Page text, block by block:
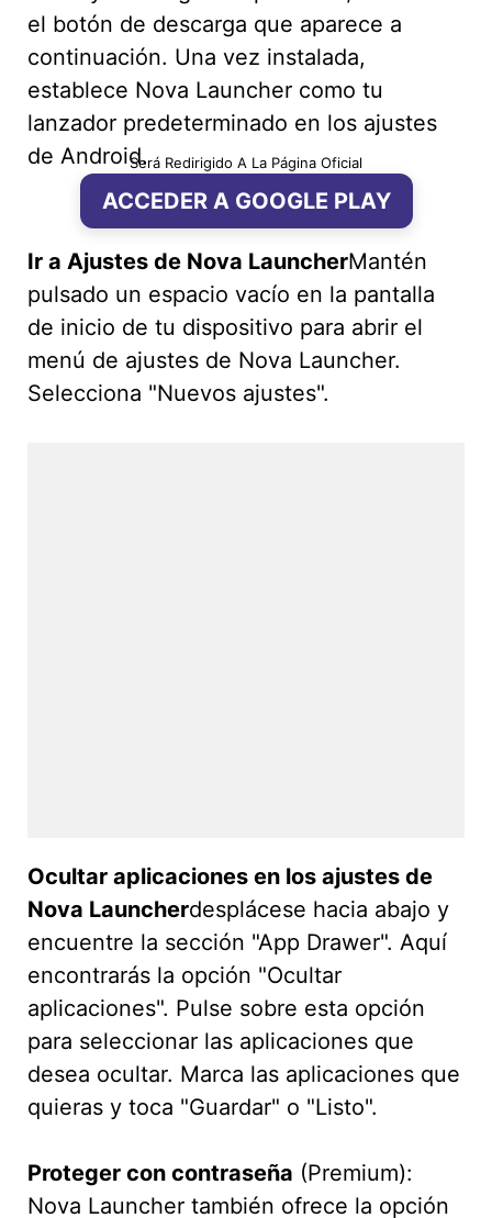
el botón de descarga que aparece a
continuación. Una vez instalada,
establece Nova Launcher como tu
lanzador predeterminado en los ajustes
de Android.Será Redirigido A La Página Oficial
ACCEDER A GOOGLE PLAY
Ir a Ajustes de Nova LauncherMantén
pulsado un espacio vacío en la pantalla
de inicio de tu dispositivo para abrir el
menú de ajustes de Nova Launcher.
Selecciona "Nuevos ajustes".
Ocultar aplicaciones en los ajustes de
Nova Launcherdesplácese hacia abajo y
encuentre la sección "App Drawer". Aquí
encontrarás la opción "Ocultar
aplicaciones". Pulse sobre esta opción
para seleccionar las aplicaciones que
desea ocultar. Marca las aplicaciones que
quieras y toca "Guardar" o "Listo".
Proteger con contraseña (Premium):
Nova Launcher también ofrece la opción